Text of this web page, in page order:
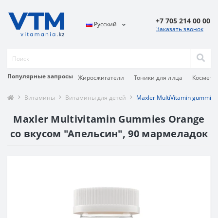
Популярные запросы Жиросжигатели Тоники для лица
Русский +7 705 214 00 00
Заказать звонок
Витамины Витамины для детей Maxler MultiVitamin
Maxler Multivitamin Gummies Orange
со вкусом "Апельсин", 90 мармеладок